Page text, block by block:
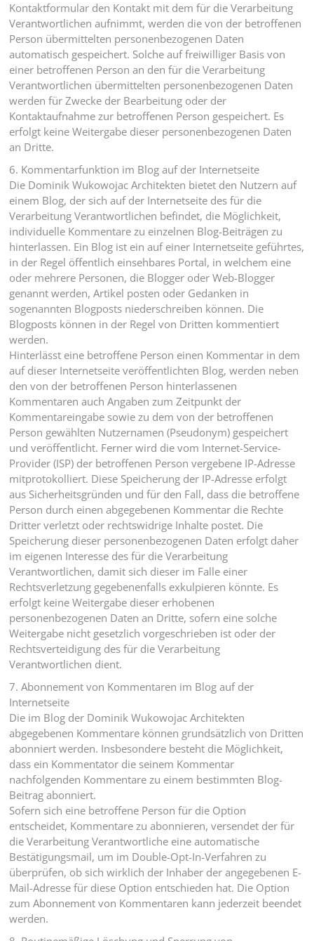
Kontaktformular den Kontakt mit dem für die Verarbeitung
Verantwortlichen aufnimmt, werden die von der betroffenen
Person übermittelten personenbezogenen Daten
automatisch gespeichert. Solche auf freiwilliger Basis von
einer betroffenen Person an den für die Verarbeitung
Verantwortlichen übermittelten personenbezogenen Daten
werden für Zwecke der Bearbeitung oder der
Kontaktaufnahme zur betroffenen Person gespeichert. Es
erfolgt keine Weitergabe dieser personenbezogenen Daten
an Dritte.
6. Kommentarfunktion im Blog auf der Internetseite
Die Dominik Wukowojac Architekten bietet den Nutzern auf
einem Blog, der sich auf der Internetseite des für die
Verarbeitung Verantwortlichen befindet, die Möglichkeit,
individuelle Kommentare zu einzelnen Blog-Beiträgen zu
hinterlassen. Ein Blog ist ein auf einer Internetseite geführtes,
in der Regel öffentlich einsehbares Portal, in welchem eine
oder mehrere Personen, die Blogger oder Web-Blogger
genannt werden, Artikel posten oder Gedanken in
sogenannten Blogposts niederschreiben können. Die
Blogposts können in der Regel von Dritten kommentiert
werden.
Hinterlässt eine betroffene Person einen Kommentar in dem
auf dieser Internetseite veröffentlichten Blog, werden neben
den von der betroffenen Person hinterlassenen
Kommentaren auch Angaben zum Zeitpunkt der
Kommentareingabe sowie zu dem von der betroffenen
Person gewählten Nutzernamen (Pseudonym) gespeichert
und veröffentlicht. Ferner wird die vom Internet-Service-
Provider (ISP) der betroffenen Person vergebene IP-Adresse
mitprotokolliert. Diese Speicherung der IP-Adresse erfolgt
aus Sicherheitsgründen und für den Fall, dass die betroffene
Person durch einen abgegebenen Kommentar die Rechte
Dritter verletzt oder rechtswidrige Inhalte postet. Die
Speicherung dieser personenbezogenen Daten erfolgt daher
im eigenen Interesse des für die Verarbeitung
Verantwortlichen, damit sich dieser im Falle einer
Rechtsverletzung gegebenenfalls exkulpieren könnte. Es
erfolgt keine Weitergabe dieser erhobenen
personenbezogenen Daten an Dritte, sofern eine solche
Weitergabe nicht gesetzlich vorgeschrieben ist oder der
Rechtsverteidigung des für die Verarbeitung
Verantwortlichen dient.
7. Abonnement von Kommentaren im Blog auf der
Internetseite
Die im Blog der Dominik Wukowojac Architekten
abgegebenen Kommentare können grundsätzlich von Dritten
abonniert werden. Insbesondere besteht die Möglichkeit,
dass ein Kommentator die seinem Kommentar
nachfolgenden Kommentare zu einem bestimmten Blog-
Beitrag abonniert.
Sofern sich eine betroffene Person für die Option
entscheidet, Kommentare zu abonnieren, versendet der für
die Verarbeitung Verantwortliche eine automatische
Bestätigungsmail, um im Double-Opt-In-Verfahren zu
überprüfen, ob sich wirklich der Inhaber der angegebenen E-
Mail-Adresse für diese Option entschieden hat. Die Option
zum Abonnement von Kommentaren kann jederzeit beendet
werden.